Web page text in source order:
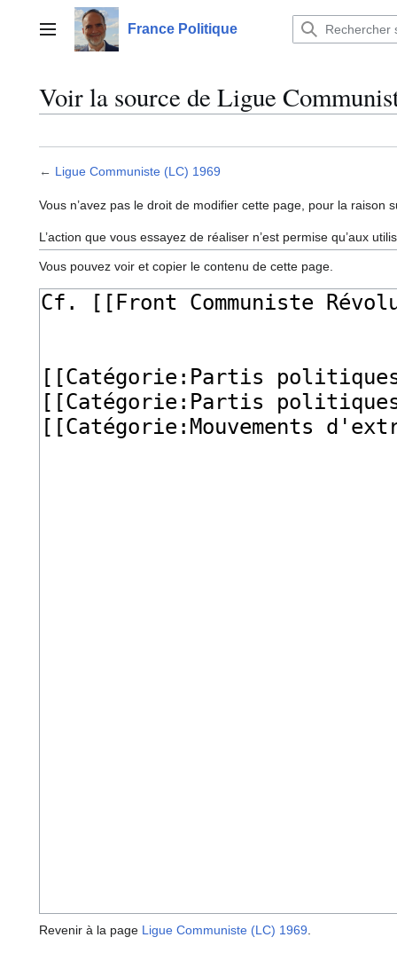
contenuMenu principalFrance Politique
Voir la source de Ligue
← Ligue Communiste (LC) 1969
Vous n’avez pas le droit de modifier cette page, pour la raison
L’action que vous essayez de réaliser n’est permise qu’aux
Vous pouvez voir et copier le contenu de cette page.
Revenir à la page Ligue Communiste (LC) 1969